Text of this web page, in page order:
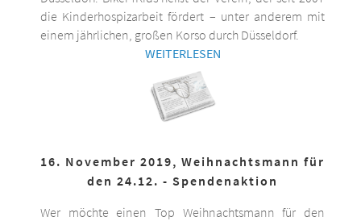
die Kinderhospizarbeit fördert – unter anderem mit
einem jährlichen, großen Korso durch Düsseldorf.
WEITERLESEN
16. November 2019, Weihnachtsmann für
den 24.12. - Spendenaktion
Wer möchte einen Top Weihnachtsmann für den